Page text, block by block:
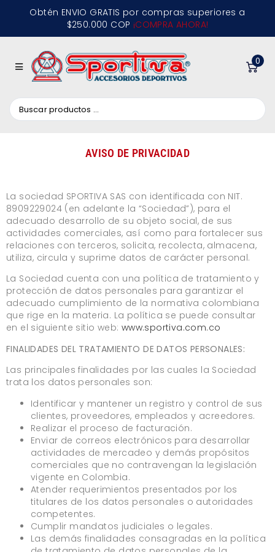
Obtén ENVIO GRATIS por compras superiores a
$250.000 COP ¡COMPRA AHORA!
0
AVISO DE PRIVACIDAD
La sociedad SPORTIVA SAS con identificada con NIT.
8909229024 (en adelante la “Sociedad”), para el
adecuado desarrollo de su objeto social, de sus
actividades comerciales, así como para fortalecer sus
relaciones con terceros, solicita, recolecta, almacena,
utiliza, circula y suprime datos de carácter personal.
La Sociedad cuenta con una política de tratamiento y
protección de datos personales para garantizar el
adecuado cumplimiento de la normativa colombiana
que rige en la materia. La política se puede consultar
en el siguiente sitio web: www.sportiva.com.co
FINALIDADES DEL TRATAMIENTO DE DATOS PERSONALES:
Las principales finalidades por las cuales la Sociedad
trata los datos personales son:
Identificar y mantener un registro y control de sus
clientes, proveedores, empleados y acreedores.
Realizar el proceso de facturación.
Enviar de correos electrónicos para desarrollar
actividades de mercadeo y demás propósitos
comerciales que no contravengan la legislación
vigente en Colombia.
Atender requerimientos presentados por los
titulares de los datos personales o autoridades
competentes.
Cumplir mandatos judiciales o legales.
Las demás finalidades consagradas en la política